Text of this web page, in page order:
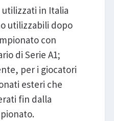
in Italia
utilizzabili dopo
con
di Serie A1;
per i giocatori
esteri che
fin dalla